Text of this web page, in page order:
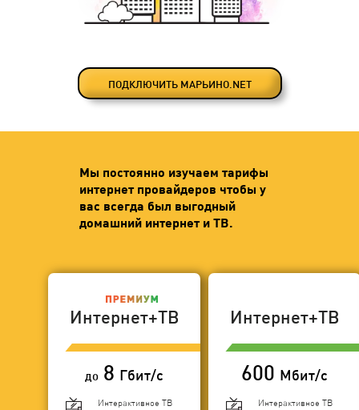
ПОДКЛЮЧИТЬ МАРЬИНО.NET
Мы постоянно изучаем тарифы
интернет провайдеров чтобы у
вас всегда был выгодный
домашний интернет и ТВ.
Интернет+ТВ
до 8 Гбит/с
Интерактивное ТВ
Интернет+ТВ
600 Мбит/с
Интерактивное ТВ